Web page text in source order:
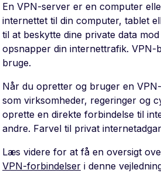
En VPN-server er en computer
internettet til din computer, tablet
til at beskytte dine private data
opsnapper din internettrafik. VPN-
bruge.
Når du opretter og bruger en
som virksomheder, regeringer og
oprette en direkte forbindelse til
andre. Farvel til privat
Læs videre for at få en oversigt
VPN-forbindelseri denne